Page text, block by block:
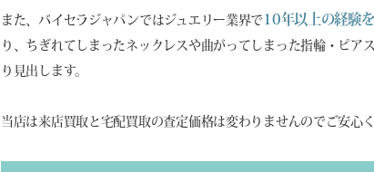
また、バイセラジャパンではジュエリー業界で 10年以上の経験
り、ちぎれてしまったネックレスや曲がってしまった指輪・ピ
り見出します。
当店は来店買取と宅配買取の査定価格は変わりませんのでご安心